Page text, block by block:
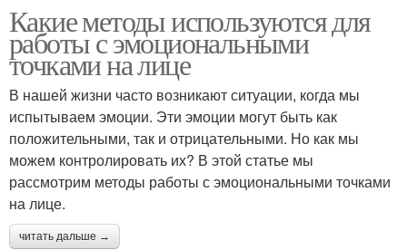
Какие методы используются для
работы с эмоциональными
точками на лице
В нашей жизни часто возникают ситуации, когда мы
испытываем эмоции. Эти эмоции могут быть как
положительными, так и отрицательными. Но как мы
можем контролировать их? В этой статье мы
рассмотрим методы работы с эмоциональными точками
на лице.
читать дальше →